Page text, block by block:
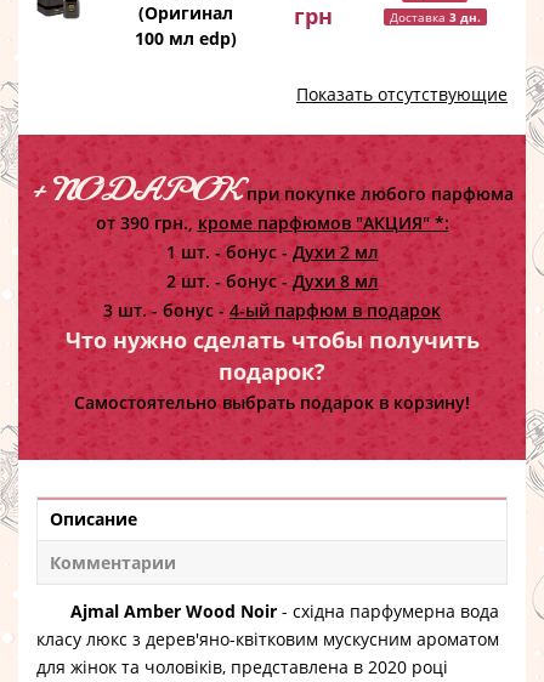
(Оригинал
100 мл edp)
грн
Доставка 3 дн.
Показать отсутствующие
+ ПОДАРОКпри покупке любого парфюма
от 390 грн., кроме парфюмов "АКЦИЯ" *:
1 шт. - бонус - Духи 2 мл
2 шт. - бонус -Духи 8 мл
3 шт. - бонус - 4-ый парфюм в подарок
Что нужно сделать чтобы получить
подарок?
Самостоятельно выбрать подарок в корзину!
Описание
Комментарии
Ajmal Amber Wood Noir - східна парфумерна вода
класу люкс з дерев'яно-квітковим мускусним ароматом
для жінок та чоловіків, представлена ​​в 2020 році